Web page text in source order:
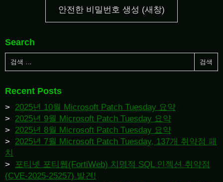
안전한 비밀번호 생성 (새창)
Search
Recent Posts
2025년 10월 Microsoft Patch Tuesday 요약
2025년 9월 Microsoft Patch Tuesday 요약
2025년 8월 Microsoft Patch Tuesday 요약
2025년 7월 Microsoft Patch Tuesday, 137개 취약점 패
치
포티넷 포티웹(FortiWeb) 치명적 SQL 인젝션 취약점
(CVE-2025-25257) 발견!